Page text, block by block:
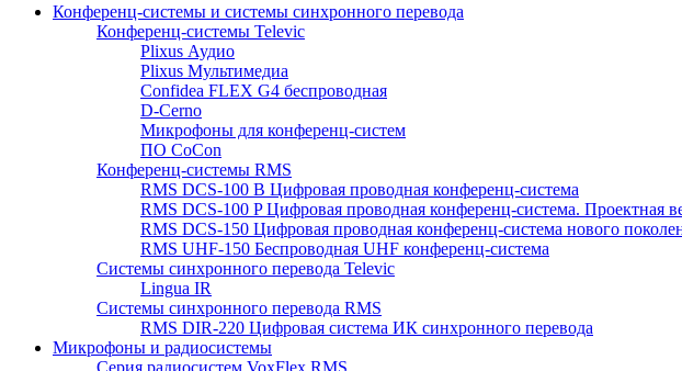
Конференц-системы и системы синхронного перевода
Конференц-системы Televic
Plixus Аудио
Plixus Мультимедиа
Confidea FLEX G4 беспроводная
D-Cerno
Микрофоны для конференц-систем
ПО CoCon
Конференц-системы RMS
RMS DCS-100 B Цифровая проводная конференц-система
RMS DCS-100 P Цифровая проводная конференц-система. Проектная
RMS DCS-150 Цифровая проводная конференц-система нового
RMS UHF-150 Беспроводная UHF конференц-система
Системы синхронного перевода Televic
Lingua IR
Системы синхронного перевода RMS
RMS DIR-220 Цифровая система ИК синхронного перевода
Микрофоны и радиосистемы
Серия радиосистем VoxFlex RMS